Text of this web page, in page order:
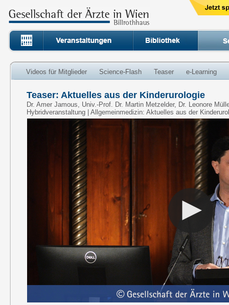
Videos für Mitglieder Science-Flash Teaser e-Learning
Teaser: Aktuelles aus der Kinderurologie
Dr. Amer Jamous, Univ.-Prof. Dr. Martin Metzelder, Dr. Leonore
Hybridveranstaltung | Allgemeinmedizin: Aktuelles aus der